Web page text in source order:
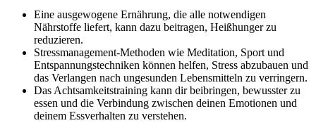
Eine ausgewogene Ernährung, die alle notwendigen
Nährstoffe liefert, kann dazu beitragen, Heißhunger zu
reduzieren.
Stressmanagement-Methoden wie Meditation, Sport und
Entspannungstechniken können helfen, Stress abzubauen und
das Verlangen nach ungesunden Lebensmitteln zu verringern.
Das Achtsamkeitstraining kann dir beibringen, bewusster zu
essen und die Verbindung zwischen deinen Emotionen und
deinem Essverhalten zu verstehen.